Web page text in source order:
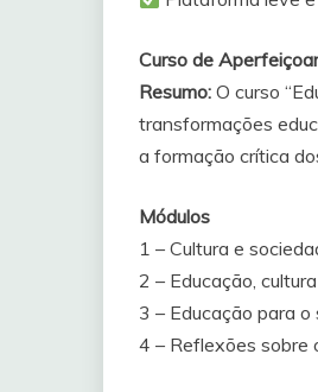
Curso de
Resumo: O curso
transformações
a formação crítica
Módulos
1 – Cultura e
2 – Educação,
3 – Educação para o
4 – Reflexões sobre